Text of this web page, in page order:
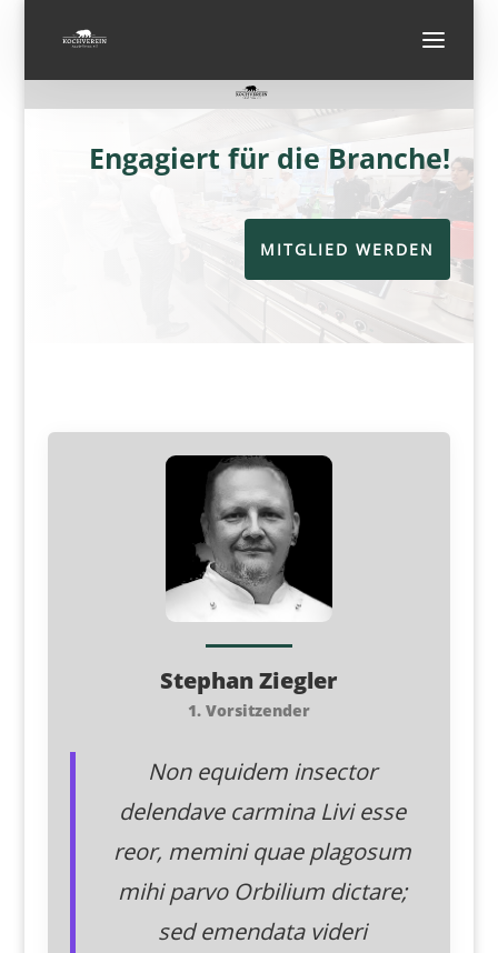
Engagiert für die Branche!
MITGLIED WERDEN
Stephan Ziegler
1. Vorsitzender
Non equidem insector
delendave carmina Livi esse
reor, memini quae plagosum
mihi parvo Orbilium dictare;
sed emendata videri